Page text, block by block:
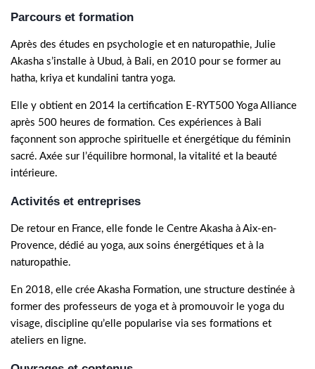
Parcours et formation
Après des études en psychologie et en naturopathie, Julie
Akasha s’installe à Ubud, à Bali, en 2010 pour se former au
hatha, kriya et kundalini tantra yoga.
Elle y obtient en 2014 la certification E-RYT500 Yoga Alliance
après 500 heures de formation. Ces expériences à Bali
façonnent son approche spirituelle et énergétique du féminin
sacré. Axée sur l’équilibre hormonal, la vitalité et la beauté
intérieure.
Activités et entreprises
De retour en France, elle fonde le Centre Akasha à Aix-en-
Provence, dédié au yoga, aux soins énergétiques et à la
naturopathie.
En 2018, elle crée Akasha Formation, une structure destinée à
former des professeurs de yoga et à promouvoir le yoga du
visage, discipline qu’elle popularise via ses formations et
ateliers en ligne.